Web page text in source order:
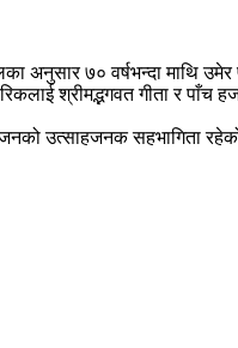
अनुसार ७० वर्षभन्दा माथि उमेर
श्रीमद्भगवत गीता र पाँच
उत्साहजनक सहभागिता